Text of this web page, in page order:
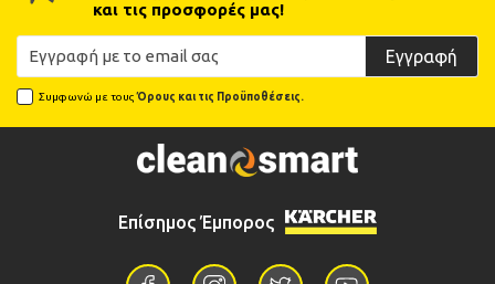
και τις προσφορές μας!
Εγγραφή
Συμφωνώ με τουςΌρους και τις Προϋποθέσεις.
Επίσημος Έμπορος